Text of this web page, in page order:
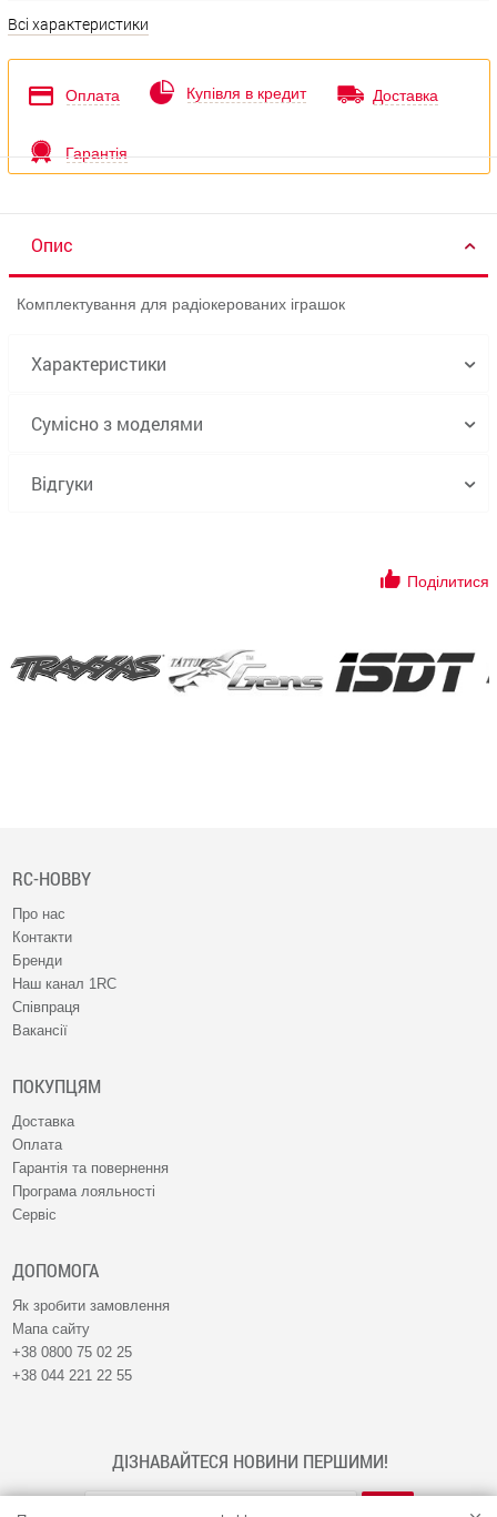
Всі характеристики
Оплата Купівля в кредит Доставка
Гарантія
Опис
Комплектування для радіокерованих іграшок
Характеристики
Сумісно з моделями
Відгуки
Поділитися
RC-HOBBY
Про нас
Контакти
Бренди
Наш канал 1RC
Співпраця
Вакансії
ПОКУПЦЯМ
Доставка
Оплата
Гарантія та повернення
Програма лояльності
Сервіс
ДОПОМОГА
Як зробити замовлення
Мапа сайту
+38 0800 75 02 25
+38 044 221 22 55
ДІЗНАВАЙТЕСЯ НОВИНИ ПЕРШИМИ!